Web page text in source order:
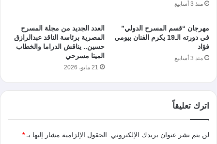
منذ 3 أسابيع
مهرجان “قسم المسرح الدولي”
في دورته الـ19 يكرم الفنان بيومي
فؤاد
منذ 3 أسابيع
العدد الجديد من مجلة المسرح
المصرية برئاسة الناقد عبدالرازق
حسين.. يناقش الدراما والخطاب
الميتا مسرحي
21 مايو، 2026
اترك تعليقاً
لن يتم نشر عنوان بريدك الإلكتروني. الحقول الإلزامية مشار إليها بـ*